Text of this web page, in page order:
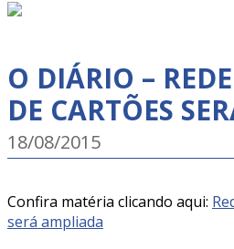
O DIÁRIO –
DE CARTÕES
18/08/2015
Confira matéria clicando aqui:
será ampliada